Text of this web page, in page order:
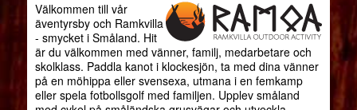
Välkommen till vår
äventyrsby och Ramkvilla
- smycket i Småland. Hit
är du välkommen med vänner, familj, medarbetare och
skolklass. Paddla kanot i klockesjön, ta med dina vänner
på en möhippa eller svensexa, utmana i en femkamp
eller spela fotbollsgolf med familjen. Upplev småland